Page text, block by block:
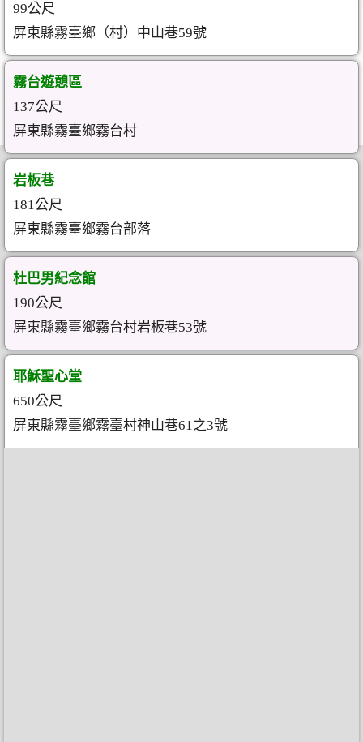
99公尺
屏東縣霧臺鄉（村）中山巷59號
霧台遊憩區
137公尺
屏東縣霧臺鄉霧台村
岩板巷
181公尺
屏東縣霧臺鄉霧台部落
杜巴男紀念館
190公尺
屏東縣霧臺鄉霧台村岩板巷53號
耶穌聖心堂
650公尺
屏東縣霧臺鄉霧臺村神山巷61之3號